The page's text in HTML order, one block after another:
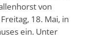
von
18. Mai, in
ein. Unter